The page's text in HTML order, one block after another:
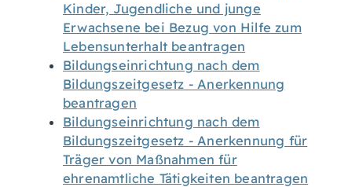
Kinder, Jugendliche und junge
Erwachsene bei Bezug von Hilfe zum
Lebensunterhalt beantragen
Bildungseinrichtung nach dem
Bildungszeitgesetz - Anerkennung
beantragen
Bildungseinrichtung nach dem
Bildungszeitgesetz - Anerkennung für
Träger von Maßnahmen für
ehrenamtliche Tätigkeiten beantragen